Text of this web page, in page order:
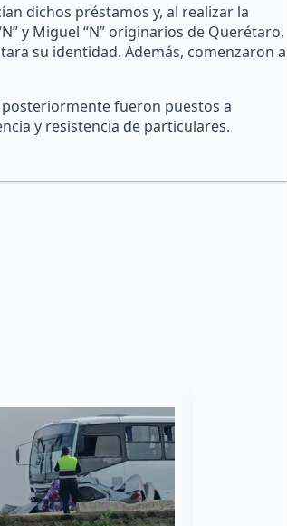
dichos préstamos y, al realizar la
y Miguel “N” originarios de Querétaro,
su identidad. Además, comenzaron a
fueron puestos a
y resistencia de particulares.